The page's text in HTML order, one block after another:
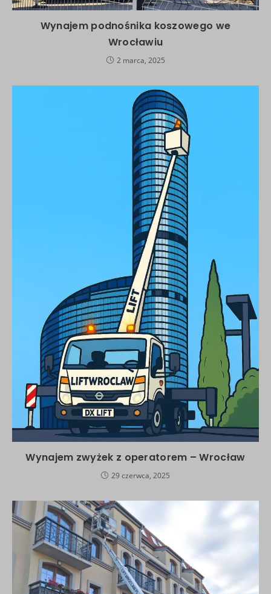
Wynajem podnośnika koszowego we
Wrocławiu
2 marca, 2025
Wynajem zwyżek z operatorem – Wrocław
29 czerwca, 2025